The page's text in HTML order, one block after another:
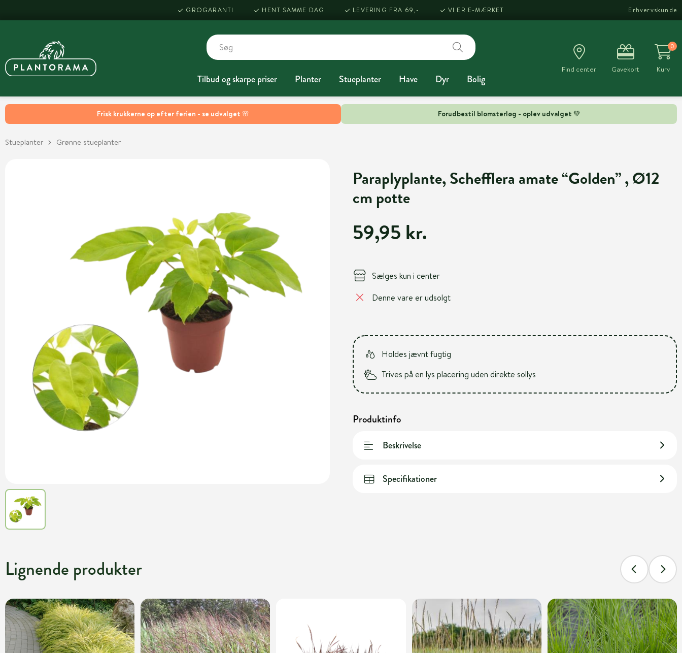
Frisk krukkerne op efter ferien - se udvalget 🌸 Forudbestil blomsterløg - oplev udvalget 💚
GROGARANTI HENT SAMME DAG LEVERING FRA 69,- VI ER E-MÆRKET Erhvervskunde
Tilbud og skarpe priser Planter Stueplanter Have Dyr Bolig
Find center Gavekort
0
Kurv
Stueplanter Grønne stueplanter
Paraplyplante, Schefflera amate “Golden” , Ø12
cm potte
59,95 kr.
Sælges kun i center
Denne vare er udsolgt
Holdes jævnt fugtig
Trives på en lys placering uden direkte sollys
Produktinfo
Beskrivelse
Specifikationer
Lignende produkter